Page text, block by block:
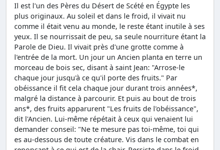
Il est l'un des Pères du Désert de Scété en Égypte les
plus originaux. Au soleil et dans le froid, il vivait nu
comme il était venu au monde, le reste étant inutile à ses
yeux. Il se nourrissait de peu, sa seule nourriture étant la
Parole de Dieu. Il vivait près d'une grotte comme à
l'entrée de la mort. Un jour un Ancien planta en terre un
morceau de bois sec, disant à saint Jean: "Arrose-le
chaque jour jusqu'à ce qu'il porte des fruits." Par
obéissance il fit cela chaque jour durant trois années*,
malgré la distance à parcourir. Et puis au bout de trois
ans*, des fruits apparurent "Les fruits de l'obéissance",
dit l'Ancien. Lui-même répétait à ceux qui venaient lui
demander conseil: "Ne te mesure pas toi-même, toi qui
es au-dessous de toute créature. Vis dans le combat en